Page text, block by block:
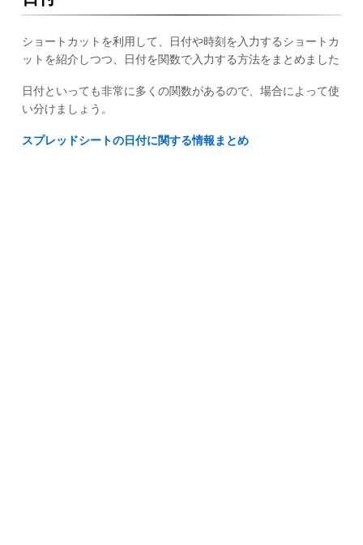
ショートカットを利用して、日付や時刻を入力するショートカ
ットを紹介しつつ、日付を関数で入力する方法をまとめました
日付といっても非常に多くの関数があるので、場合によって使
い分けましょう。
スプレッドシートの日付に関する情報まとめ